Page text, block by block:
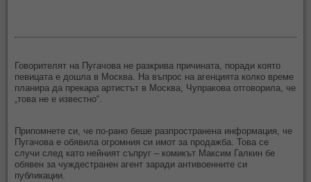
Говорителят на Пугачова не разкрива причината, поради която
певицата е дошла в Москва. На въпрос на агенцията колко време
планира да прекара артистът в Москва, Чупракова отговорила, че
„това не е известно“.
Припомнете си, че по-рано беше разпространена информация, че
Пугачова е обявила огромния си имот за продажба. Това се
случи след като нейният съпруг – комикът Максим Галкин бе
обявен за чуждестранен агент заради антивоенните си
публикации.